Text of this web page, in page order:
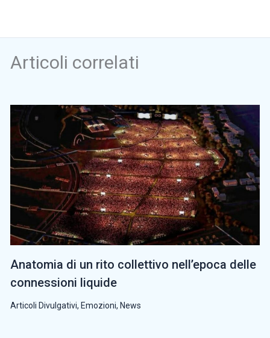
Articoli correlati
Anatomia di un rito collettivo nell’epoca delle
connessioni liquide
Articoli Divulgativi, Emozioni, News